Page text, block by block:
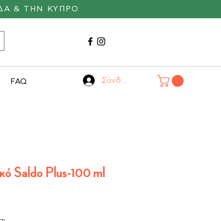
FAQ Σύνδεση
& ΤΗΝ ΚΥΠΡΟ
Saldo Plus-100 ml